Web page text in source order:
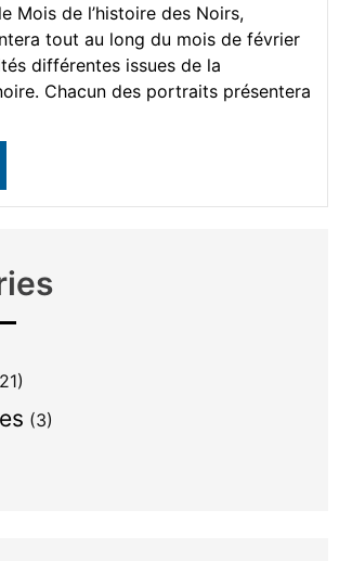
Mois de l’histoire des Noirs,
tout au long du mois de février
différentes issues de la
Chacun des portraits présentera
(3)